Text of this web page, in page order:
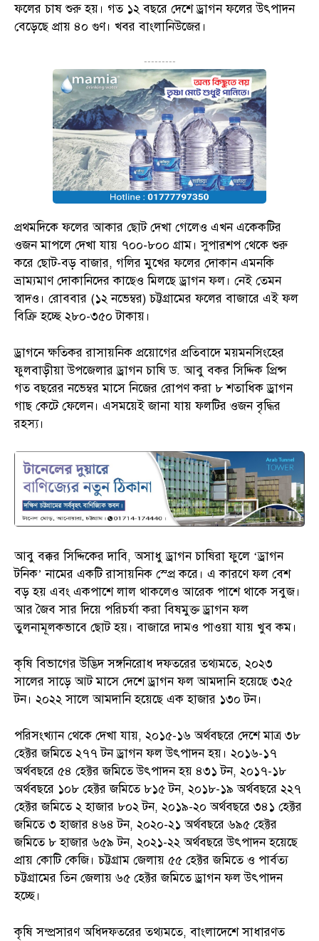
ফলের চাষ শুরু হয়। গত ১২ বছরে দেশে ড্রাগন ফলের উৎপাদন
বেড়েছে প্রায় ৪০ গুণ। খবর বাংলানিউজের।
---------
প্রথমদিকে ফলের আকার ছোট দেখা গেলেও এখন একেকটির
ওজন মাপলে দেখা যায় ৭০০-৮০০ গ্রাম। সুপারশপ থেকে শুরু
করে ছোট-বড় বাজার, গলির মুখের ফলের দোকান এমনকি
ভ্রাম্যমাণ দোকানিদের কাছেও মিলছে ড্রাগন ফল। নেই তেমন
স্বাদও। রোববার (১২ নভেম্বর) চট্টগ্রামের ফলের বাজারে এই ফল
বিক্রি হচ্ছে ২৮০-৩৫০ টাকায়।
ড্রাগনে ক্ষতিকর রাসায়নিক প্রয়োগের প্রতিবাদে ময়মনসিংহের
ফুলবাড়ীয়া উপজেলার ড্রাগন চাষি ড. আবু বকর সিদ্দিক প্রিন্স
গত বছরের নভেম্বর মাসে নিজের রোপণ করা ৮ শতাধিক ড্রাগন
গাছ কেটে ফেলেন। এসময়েই জানা যায় ফলটির ওজন বৃদ্ধির
রহস্য।
আবু বক্কর সিদ্দিকের দাবি, অসাধু ড্রাগন চাষিরা ফুলে ‘ড্রাগন
টনিক’ নামের একটি রাসায়নিক স্প্রে করে। এ কারণে ফল বেশ
বড় হয় এবং একপাশে লাল থাকলেও আরেক পাশে থাকে সবুজ।
আর জৈব সার দিয়ে পরিচর্যা করা বিষমুক্ত ড্রাগন ফল
তুলনামূলকভাবে ছোট হয়। বাজারে দামও পাওয়া যায় খুব কম।
কৃষি বিভাগের উদ্ভিদ সঙ্গনিরোধ দফতরের তথ্যমতে, ২০২৩
সালের সাড়ে আট মাসে দেশে ড্রাগন ফল আমদানি হয়েছে ৩২৫
টন। ২০২২ সালে আমদানি হয়েছে এক হাজার ১৩০ টন।
পরিসংখ্যান থেকে দেখা যায়, ২০১৫-১৬ অর্থবছরে দেশে মাত্র ৩৮
হেক্টর জমিতে ২৭৭ টন ড্রাগন ফল উৎপাদন হয়। ২০১৬-১৭
অর্থবছরে ৫৪ হেক্টর জমিতে উৎপাদন হয় ৪৩১ টন, ২০১৭-১৮
অর্থবছরে ১০৮ হেক্টর জমিতে ৮১৫ টন, ২০১৮-১৯ অর্থবছরে ২২৭
হেক্টর জমিতে ২ হাজার ৮০২ টন, ২০১৯-২০ অর্থবছরে ৩৪১ হেক্টর
জমিতে ৩ হাজার ৪৬৪ টন, ২০২০-২১ অর্থবছরে ৬৯৫ হেক্টর
জমিতে ৮ হাজার ৬৫৯ টন, ২০২১-২২ অর্থবছরে উৎপাদন হয়েছে
প্রায় কোটি কেজি। চট্টগ্রাম জেলায় ৫৫ হেক্টর জমিতে ও পার্বত্য
চট্টগ্রামের তিন জেলায় ৬৫ হেক্টর জমিতে ড্রাগন ফল উৎপাদন
হচ্ছে।
কৃষি সম্প্রসারণ অধিদফতরের তথ্যমতে, বাংলাদেশে সাধারণত